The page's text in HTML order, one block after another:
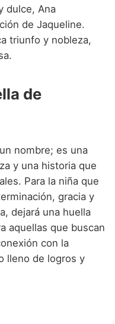
dulce, Ana
de Jaqueline.
triunfo y nobleza,
de
nombre; es una
y una historia que
Para la niña que
gracia y
dejará una huella
aquellas que buscan
con la
lleno de logros y